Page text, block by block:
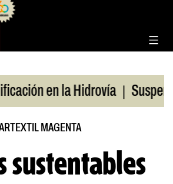
en la Hidrovía | Suspenden
MAGENTA
sustentables